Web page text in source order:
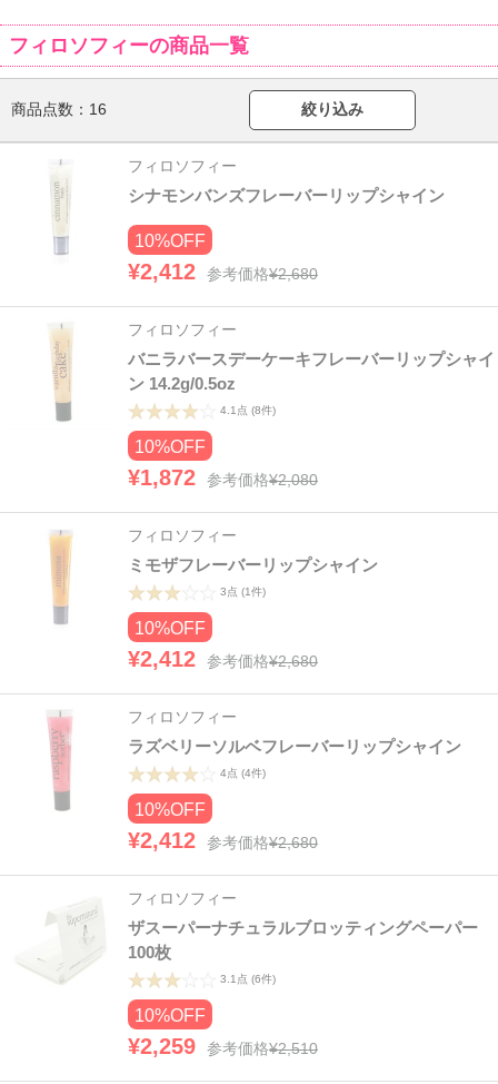
フィロソフィーの商品一覧
商品点数： 16 絞り込み
フィロソフィー
シナモンバンズフレーバーリップシャイン
10%OFF
¥2,412 参考価格¥2,680
フィロソフィー
バニラバースデーケーキフレーバーリップシャイ
ン 14.2g/0.5oz
4.1点 (8件)
10%OFF
¥1,872 参考価格¥2,080
フィロソフィー
ミモザフレーバーリップシャイン
3点 (1件)
10%OFF
¥2,412 参考価格¥2,680
フィロソフィー
ラズベリーソルベフレーバーリップシャイン
4点 (4件)
10%OFF
¥2,412 参考価格¥2,680
フィロソフィー
ザスーパーナチュラルブロッティングペーパー
100枚
3.1点 (6件)
10%OFF
¥2,259 参考価格¥2,510